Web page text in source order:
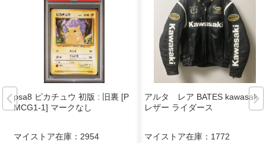
psa8 ピカチュウ 初版 : 旧裏 [P
MCG1-1] マークなし
マイストア在庫： 2954
アルタ レア BATES kawasaki
レザー ライダース
マイストア在庫： 1772